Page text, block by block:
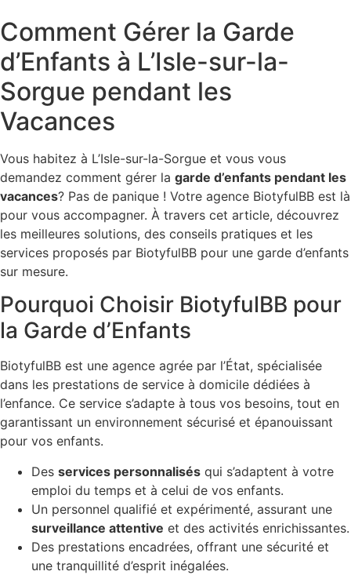
Comment Gérer la Garde
d’Enfants à L’Isle-sur-la-
Sorgue pendant les
Vacances
Vous habitez à L’Isle-sur-la-Sorgue et vous vous
demandez comment gérer la garde d’enfants pendant les
vacances? Pas de panique ! Votre agence BiotyfulBB est là
pour vous accompagner. À travers cet article, découvrez
les meilleures solutions, des conseils pratiques et les
services proposés par BiotyfulBB pour une garde d’enfants
sur mesure.
Pourquoi Choisir BiotyfulBB pour
la Garde d’Enfants
BiotyfulBB est une agence agrée par l’État, spécialisée
dans les prestations de service à domicile dédiées à
l’enfance. Ce service s’adapte à tous vos besoins, tout en
garantissant un environnement sécurisé et épanouissant
pour vos enfants.
Des services personnalisés qui s’adaptent à votre
emploi du temps et à celui de vos enfants.
Un personnel qualifié et expérimenté, assurant une
surveillance attentive et des activités enrichissantes.
Des prestations encadrées, offrant une sécurité et
une tranquillité d’esprit inégalées.